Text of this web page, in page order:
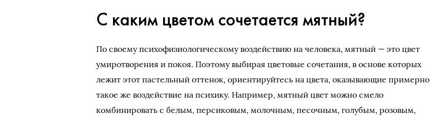
С каким цветом сочетается мятный?
По своему психофизиологическому воздействию на человека, мятный — это цвет
умиротворения и покоя. Поэтому выбирая цветовые сочетания, в основе которых
лежит этот пастельный оттенок, ориентируйтесь на цвета, оказывающие примерно
такое же воздействие на психику. Например, мятный цвет можно смело
комбинировать с белым, персиковым, молочным, песочным, голубым, розовым,